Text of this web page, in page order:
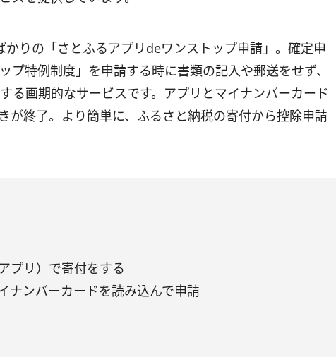
りの「さとふるアプリdeワンストップ申請」。確定申
プ特例制度」を申請する時に書類の記入や郵送をせず、
る画期的なサービスです。アプリとマイナンバーカード
が終了。より簡単に、ふるさと納税の寄付から控除申請
プリ）で寄付をする
ナンバーカードを読み込んで申請